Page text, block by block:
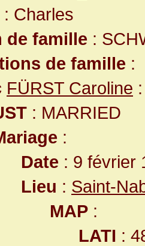
: Charles
de famille :
de famille :
FÜRST Caroline :
: MARRIED
:
Date : 9 février
Lieu : Saint-
MAP :
LATI :